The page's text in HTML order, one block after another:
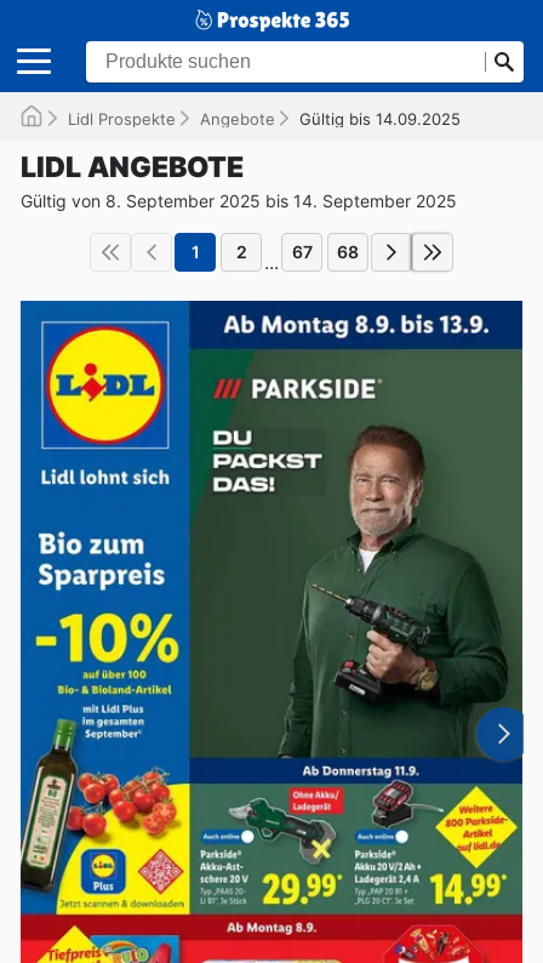
Lidl Prospekte Angebote Gültig bis 14.09.2025
LIDL ANGEBOTE
Gültig von 8. September 2025 bis 14. September 2025
1 2 ... 67 68